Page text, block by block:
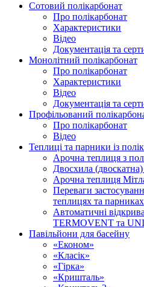
Сотовий полікарбонат
Про полікарбонат
Характеристики
Відео
Документація та
Монолітний полікарбонат
Про полікарбонат
Характеристики
Відео
Документація та
Профільований
Про полікарбонат
Відео
Теплиці та парники із
Арочна теплиця з
Двосхила
Арочна теплиця
Переваги
теплицях та парниках
Автоматичні
TERMOVENT та
Павільйони для басейну
«Економ»
«Класік»
«Гірка»
«Кришталь»